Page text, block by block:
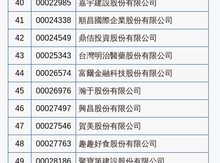
40 00022985 嘉宇建設股份有限公司
41 00024338 順昌國際企業股份有限公司
42 00024549 鼎佶投資股份有限公司
43 00025343 台灣明治醫藥股份有限公司
44 00026574 富爾金融科技股份有限公司
45 00026976 瀚于股份有限公司
46 00027497 興昌股份有限公司
47 00027546 賀美股份有限公司
48 00027763 趣趣好食股份有限公司
49 00028186 聚寶第建設股份有限公司